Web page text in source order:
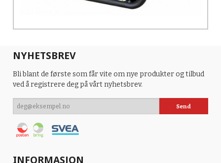
NYHETSBREV
Bli blant de første som får vite om nye produkter og tilbud
ved å registrere deg på vårt nyhetsbrev.
INFORMASJON